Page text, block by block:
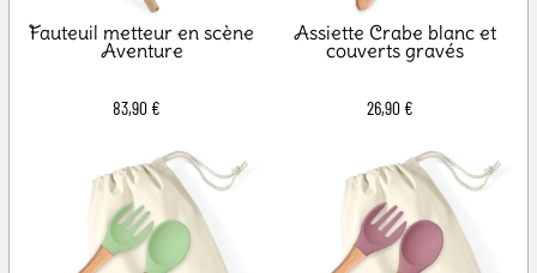
Fauteuil metteur en scène
Aventure
83,90 €
Assiette Crabe blanc et
couverts gravés
26,90 €